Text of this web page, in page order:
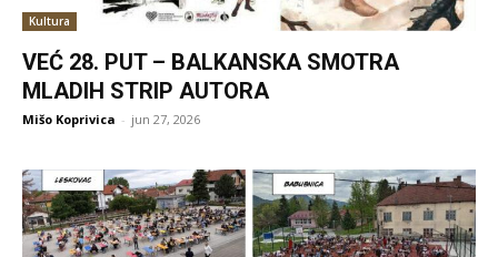
Kultura
VEĆ 28. PUT – BALKANSKA SMOTRA
MLADIH STRIP AUTORA
Mišo Koprivica - jun 27, 2026